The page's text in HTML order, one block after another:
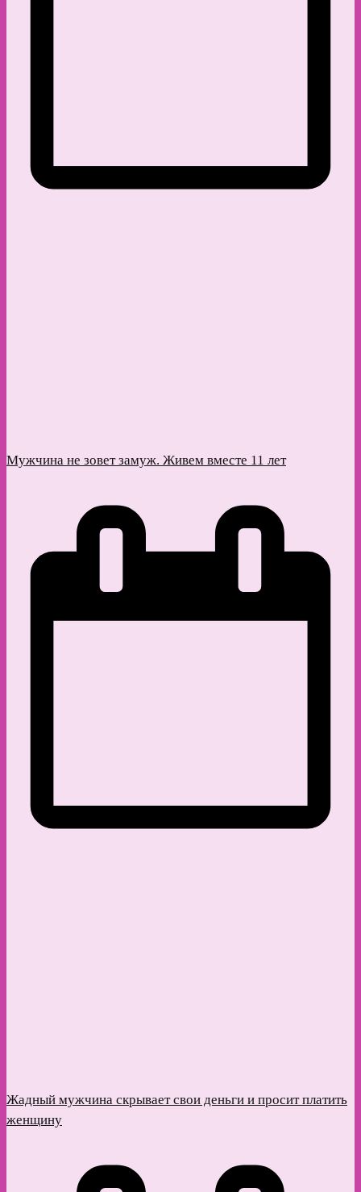
Мужчина не зовет замуж. Живем вместе 11 лет
Жадный мужчина скрывает свои деньги и просит платить
женщину